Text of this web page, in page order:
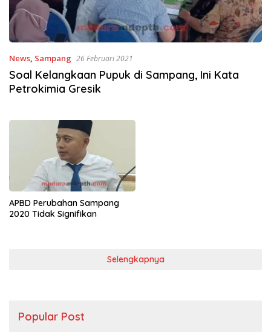
News, Sampang 26 Februari 2021
Soal Kelangkaan Pupuk di Sampang, Ini Kata
Petrokimia Gresik
APBD Perubahan Sampang
2020 Tidak Signifikan
Selengkapnya
Popular Post